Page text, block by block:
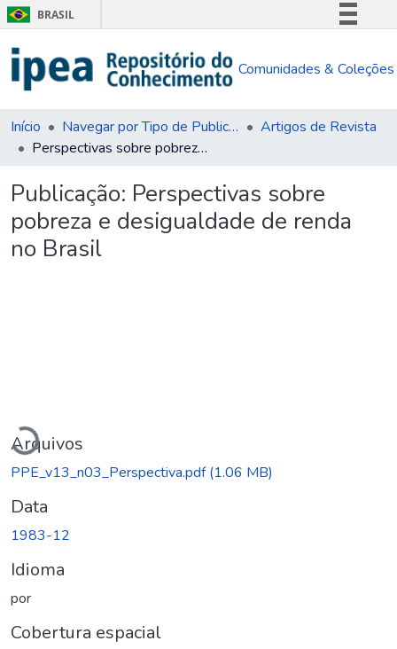
BRASIL
Comunica BR
Acesso à informação
Comunidades & Coleções
Início Navegar por Tipo de Publicação
Artigos de Revista
Perspectivas sobre pobreza e desigualdade de renda no Brasil
Publicação: Perspectivas sobre
pobreza e desigualdade de renda
no Brasil
Carregando...
Arquivos
PPE_v13_n03_Perspectiva.pdf(1.06 MB)
Data
1983-12
Idioma
por
Cobertura espacial